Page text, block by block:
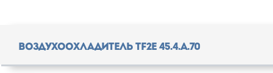
Воздухоохладитель TF2E 45.4.A.70